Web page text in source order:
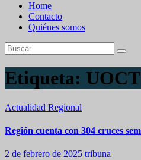
Home
Contacto
Quiénes somos
Etiqueta:
Actualidad Regional
Región cuenta con 304 cruces
2 de febrero de 2025 tribuna